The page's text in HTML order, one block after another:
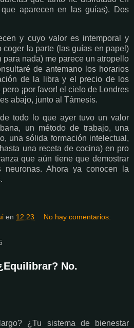
aparecen en las guías). Dos
y cuyo valor es intemporal y
coger la parte (las guías en papel)
para nada) me parece un atropello
de antemano los horarios
de la libra y el precio de los
¡por favor! el cielo de Londres
abajo, junto al Támesis.
todo lo que ayer tuvo un valor
un método de trabajo, una
una sólida formación intelectual,
una receta de cocina) en pro
que aún tiene que demostrar
neuronas. Ahora ya conocen la
en 12:23 No hay comentarios:
No.
¿Tu sistema de bienestar